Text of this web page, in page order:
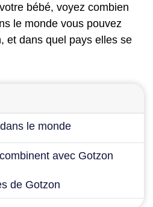
bébé, voyez combien
le monde vous pouvez
et dans quel pays elles se
le monde
avec Gotzon
de Gotzon